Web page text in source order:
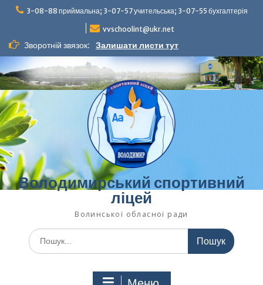
Перейти3-08-88 приймальна; 3-07-57 учительська; 3-07-55 бухгалтерія
vvschoolint@ukr.net
Зворотній звязок: Залишати листи тут
Володимирський спортивний
ліцей
Волинської обласної ради
Шукати: